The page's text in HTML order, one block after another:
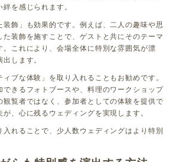
を感じられます。
装飾」も効果的です。例えば、二人の趣味や思
た装飾を施すことで、ゲストと共にそのテーマ
。これにより、会場全体に特別な雰囲気が漂
します。
ブな体験」を取り入れることもお勧めです。
できるフォトブースや、料理のワークショップ
観覧者ではなく、参加者としての体験を提供で
、心に残るウェディングを実現します。
入れることで、少人数ウェディングはより特別